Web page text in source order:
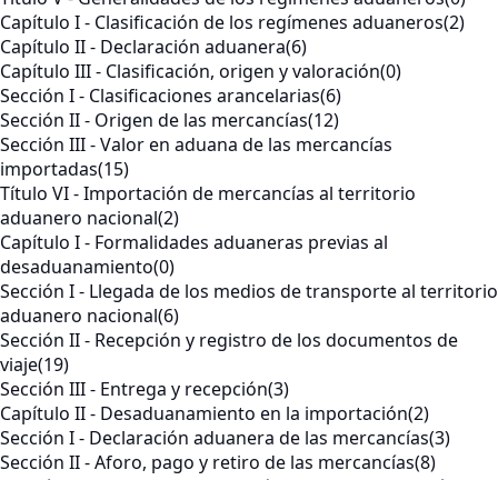
Capítulo I - Clasificación de los regímenes aduaneros(2)
Capítulo II - Declaración aduanera(6)
Capítulo III - Clasificación, origen y valoración(0)
Sección I - Clasificaciones arancelarias(6)
Sección II - Origen de las mercancías(12)
Sección III - Valor en aduana de las mercancías
importadas(15)
Título VI - Importación de mercancías al territorio
aduanero nacional(2)
Capítulo I - Formalidades aduaneras previas al
desaduanamiento(0)
Sección I - Llegada de los medios de transporte al territorio
aduanero nacional(6)
Sección II - Recepción y registro de los documentos de
viaje(19)
Sección III - Entrega y recepción(3)
Capítulo II - Desaduanamiento en la importación(2)
Sección I - Declaración aduanera de las mercancías(3)
Sección II - Aforo, pago y retiro de las mercancías(8)